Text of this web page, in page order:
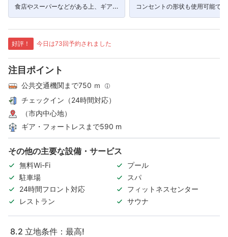
食店やスーパーなどがある上、ギア灯
台やグランプリ博物館など数箇所の観
光名所も徒歩圏内。」
コンセントの形状も使用可能でし
た。」
好評！ 今日は73回予約されました
注目ポイント
公共交通機関まで750 ｍ
チェックイン（24時間対応）
（市内中心地）
ギア・フォートレスまで590 m
その他の主要な設備・サービス
無料Wi-Fi
プール
駐車場
スパ
24時間フロント対応
フィットネスセンター
レストラン
サウナ
8.2 立地条件：最高!